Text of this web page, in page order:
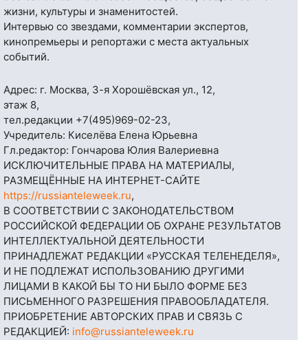
жизни, культуры и знаменитостей.
Интервью со звездами, комментарии экспертов,
кинопремьеры и репортажи с места актуальных
событий.
Адрес: г. Москва, 3-я Хорошёвская ул., 12,
этаж 8,
тел.редакции +7(495)969-02-23,
Учредитель: Киселёва Елена Юрьевна
Гл.редактор: Гончарова Юлия Валериевна
ИСКЛЮЧИТЕЛЬНЫЕ ПРАВА НА МАТЕРИАЛЫ,
РАЗМЕЩЁННЫЕ НА ИНТЕРНЕТ-САЙТЕ
https://russianteleweek.ru,
В СООТВЕТСТВИИ С ЗАКОНОДАТЕЛЬСТВОМ
РОССИЙСКОЙ ФЕДЕРАЦИИ ОБ ОХРАНЕ РЕЗУЛЬТАТОВ
ИНТЕЛЛЕКТУАЛЬНОЙ ДЕЯТЕЛЬНОСТИ
ПРИНАДЛЕЖАТ РЕДАКЦИИ «РУССКАЯ ТЕЛЕНЕДЕЛЯ»,
И НЕ ПОДЛЕЖАТ ИСПОЛЬЗОВАНИЮ ДРУГИМИ
ЛИЦАМИ В КАКОЙ БЫ ТО НИ БЫЛО ФОРМЕ БЕЗ
ПИСЬМЕННОГО РАЗРЕШЕНИЯ ПРАВООБЛАДАТЕЛЯ.
ПРИОБРЕТЕНИЕ АВТОРСКИХ ПРАВ И СВЯЗЬ С
РЕДАКЦИЕЙ: info@russianteleweek.ru